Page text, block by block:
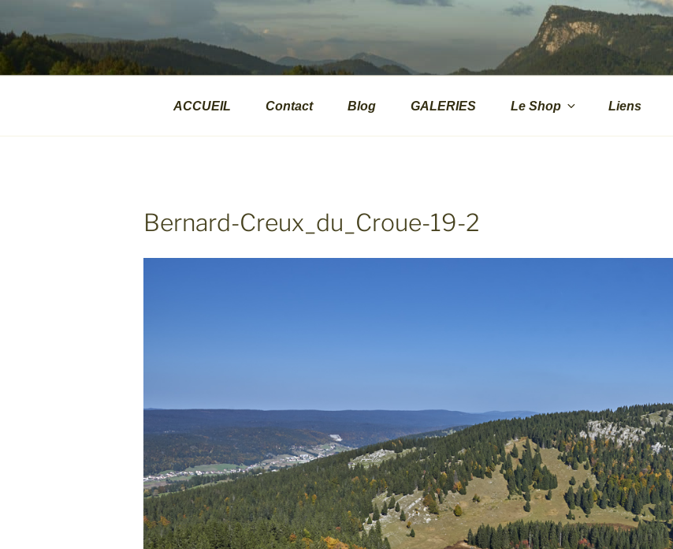
au
contenu
principal
VALPHOTOS.CH
Présentations d'images naturalites de montagne
ACCUEIL Contact Blog GALERIES Le Shop Liens
Bernard-Creux_du_Croue-19-2